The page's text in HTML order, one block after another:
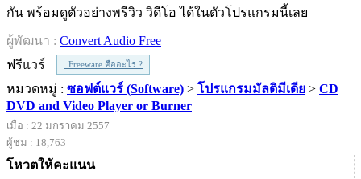
กัน พร้อมดูตัวอย่างพรีวิว วิดีโอ ได้ในตัวโปรแกรมนี้เลย
ผู้พัฒนา : Convert Audio Free
ฟรีแวร์
Freeware คืออะไร ?
หมวดหมู่ : ซอฟต์แวร์ (Software) > โปรแกรมมัลติมีเดีย > CD
DVD and Video Player or Burner
เมื่อ : 22 มกราคม 2557
ผู้ชม : 18,763
โหวตให้คะแนน